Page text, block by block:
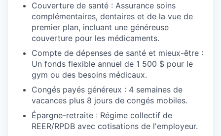
Couverture de santé : Assurance soins
complémentaires, dentaires et de la vue de
premier plan, incluant une généreuse
couverture pour les médicaments.
Compte de dépenses de santé et mieux-être :
Un fonds flexible annuel de 1 500 $ pour le
gym ou des besoins médicaux.
Congés payés généreux : 4 semaines de
vacances plus 8 jours de congés mobiles.
Épargne-retraite : Régime collectif de
REER/RPDB avec cotisations de l'employeur.